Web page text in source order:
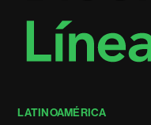
LATINOAMÉRICA